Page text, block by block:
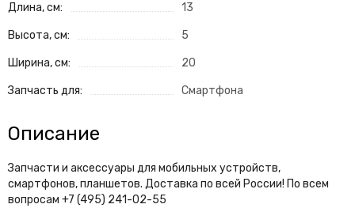
Длина, см: 13
Высота, см: 5
Ширина, см: 20
Запчасть для: Смартфона
Описание
Запчасти и аксессуары для мобильных устройств,
смартфонов, планшетов. Доставка по всей России! По всем
вопросам +7 (495) 241-02-55